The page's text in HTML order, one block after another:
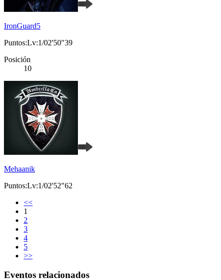
IronGuard5
Puntos:Lv:1/02'50"39
Posición
10
Mehaanik
Puntos:Lv:1/02'52"62
<<
1
2
3
4
5
>>
Eventos relacionados